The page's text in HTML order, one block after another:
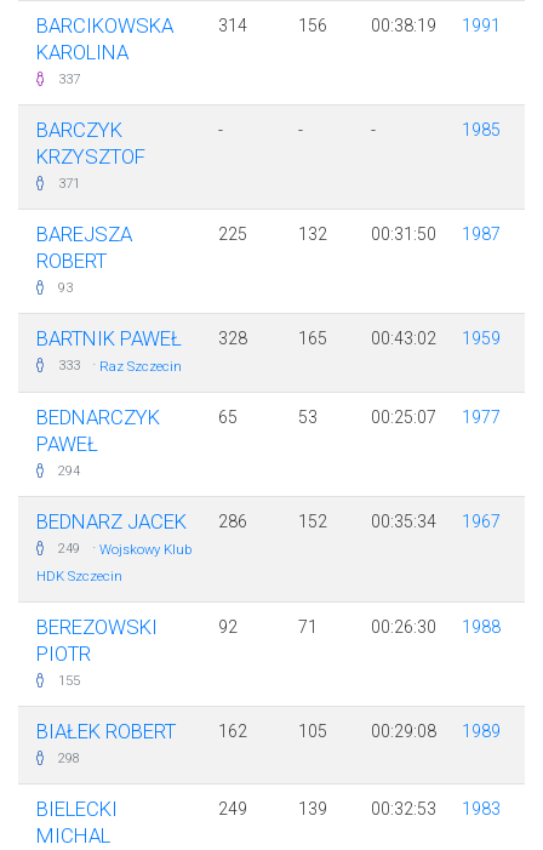
BARCIKOWSKA
KAROLINA
337
314 156 00:38:19 1991
BARCZYK
KRZYSZTOF
371
- - - 1985
BAREJSZA
ROBERT
93
225 132 00:31:50 1987
BARTNIK PAWEŁ
333 · Raz Szczecin
328 165 00:43:02 1959
BEDNARCZYK
PAWEŁ
294
65 53 00:25:07 1977
BEDNARZ JACEK
249 · Wojskowy Klub
HDK Szczecin
286 152 00:35:34 1967
BEREZOWSKI
PIOTR
155
92 71 00:26:30 1988
BIAŁEK ROBERT
298
162 105 00:29:08 1989
BIELECKI
MICHAL
249 139 00:32:53 1983